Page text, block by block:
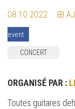
08.10.2022
event
CONCERT
ORGANISÉ PAR :
Toutes guitares